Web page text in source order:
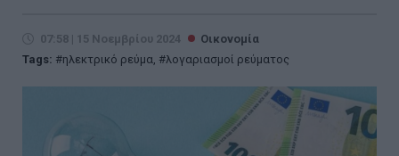
07:58 | 15 Νοεμβρίου 2024
Οικονομία
Tags:
ηλεκτρικό ρεύμα, λογαριασμοί ρεύματος